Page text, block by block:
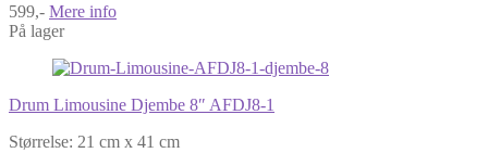
599,- Mere info
På lager
Drum Limousine Djembe 8″ AFDJ8-1
Størrelse: 21 cm x 41 cm